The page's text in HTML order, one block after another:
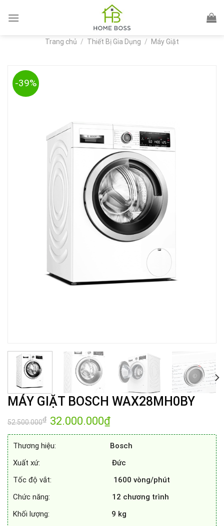
Trang chủ / Thiết Bị Gia Dụng / Máy Giặt
-39%
MÁY GIẶT BOSCH WAX28MH0BY
52.500.000₫ Giá
gốc
là:
32.000.000₫Giá
tại
32.000.000₫.
Thương hiệu:
Bosch
Xuất xứ: Đức
Tốc độ vắt:
1600 vòng/phút
Chức năng: 12 chương trình
Khối lượng: 9 kg